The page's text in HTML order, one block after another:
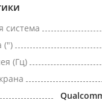
система
(")
(Гц)